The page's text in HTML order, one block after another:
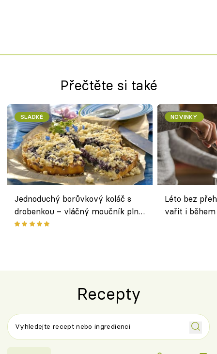
Přečtěte si také
SLADKÉ
Jednoduchý borůvkový koláč s
drobenkou – vláčný moučník plný
ovoce
NOVINKY
Léto bez
vařit i
Recepty